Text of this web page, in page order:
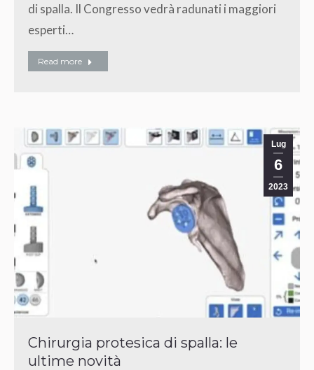
di spalla. Il Congresso vedrà radunati i maggiori
esperti…
Read more
Lug
6
2023
Chirurgia protesica di spalla: le
ultime novità